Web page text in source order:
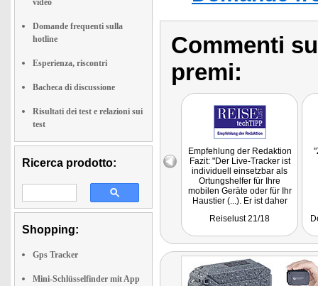
video
Domande frequenti sulla
hotline
Esperienza, riscontri
Bacheca di discussione
Risultati dei test e relazioni sui
test
Ricerca prodotto:
Shopping:
Gps Tracker
Mini-Schlüsselfinder mit App
Commenti
premi:
Empfehlung der Redaktion
Fazit: "Der Live-Tracker ist
individuell einsetzbar als
Ortungshelfer für Ihre
mobilen Geräte oder für Ihr
Haustier (...). Er ist daher
alle, die weltweit und
Getestet wurde NX-4437
Reiselust 21/18